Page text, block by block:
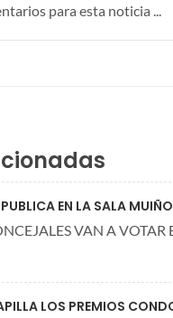
para esta noticia ...
EN LA SALA
VAN A VOTAR
LOS PREMIOS